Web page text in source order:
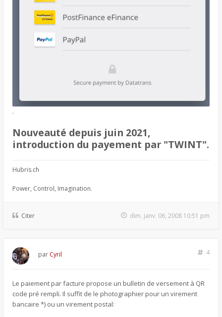
.
Nouveauté depuis juin 2021,
introduction du payement par "TWINT".
Hubris.ch
Power, Control, Imagination.
Citer dim. janv. 06, 2008 10:51 pm
4
par Cyril
Le paiement par facture propose un bulletin de versement à QR
code pré rempli. Il suffit de le photographier pour un virement
bancaire *) ou un virement postal: